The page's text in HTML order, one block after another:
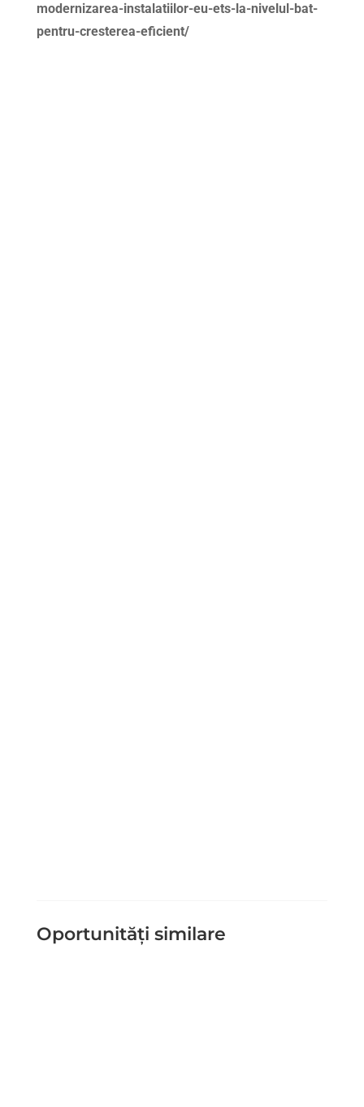
modernizarea-instalatiilor-eu-ets-la-nivelul-bat-
pentru-cresterea-eficient/
Oportunități similare